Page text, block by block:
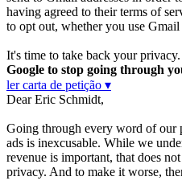
having agreed to their terms of
to opt out, whether you use Gmail
It's time to take back your privacy.
Google to stop going through
ler carta de petição ▾
Dear Eric Schmidt,
Going through every word of our
ads is inexcusable. While we
revenue is important, that does
privacy. And to make it worse,